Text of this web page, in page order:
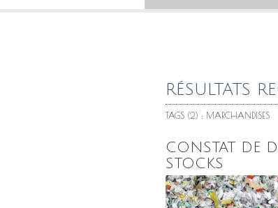
RÉSULTATS
TAGS (2) : MARCHANDISES
CONSTAT DE
STOCKS